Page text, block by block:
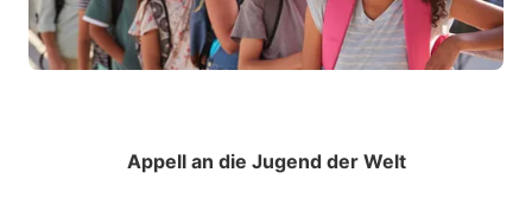
Appell an die Jugend der Welt